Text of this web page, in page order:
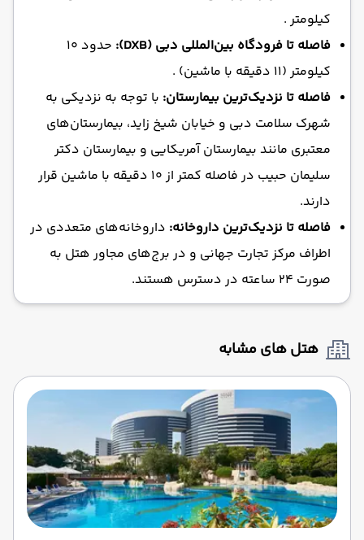
کیلومتر .
فاصله تا فرودگاه بین‌المللی دبی (DXB):
حدود ۱۰
کیلومتر (۱۱ دقیقه با ماشین) .
فاصله تا نزدیک‌ترین بیمارستان: با توجه به نزدیکی به
شهرک سلامت دبی و خیابان شیخ زاید، بیمارستان‌های
معتبری مانند بیمارستان آمریکایی و بیمارستان دکتر
سلیمان حبیب در فاصله کمتر از ۱۰ دقیقه با ماشین قرار
دارند.
فاصله تا نزدیک‌ترین داروخانه: داروخانه‌های متعددی در
اطراف مرکز تجارت جهانی و در برج‌های مجاور هتل به
صورت ۲۴ ساعته در دسترس هستند.
هتل های مشابه